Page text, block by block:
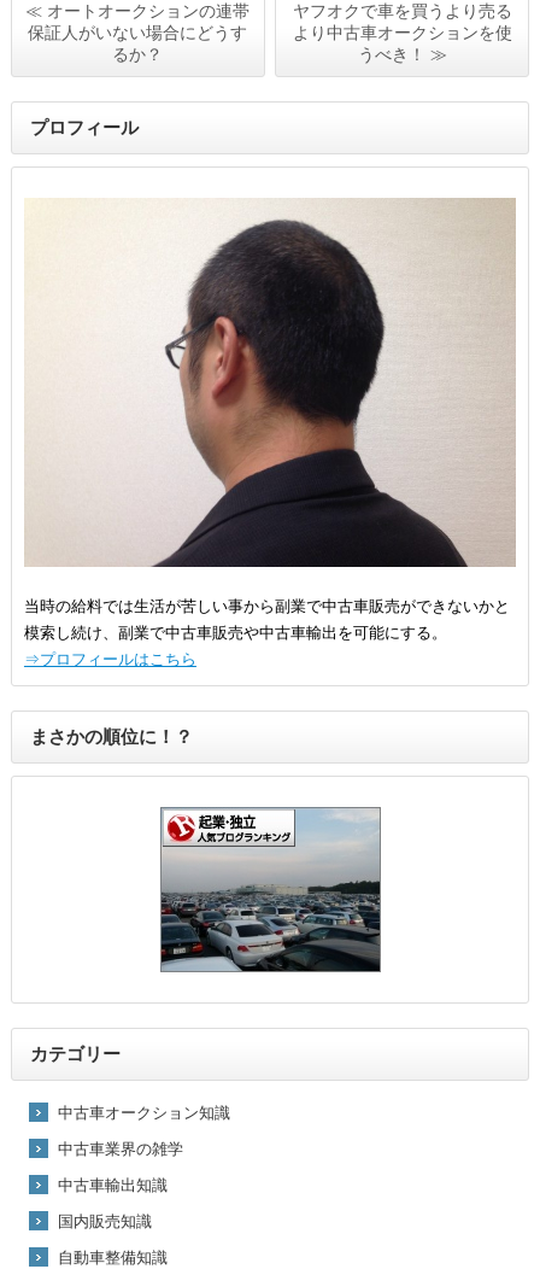
≪ オートオークションの連帯
保証人がいない場合にどうす
るか？
ヤフオクで車を買うより売る
より中古車オークションを使
うべき！ ≫
プロフィール
当時の給料では生活が苦しい事から副業で中古車販売ができないかと
模索し続け、副業で中古車販売や中古車輸出を可能にする。
⇒プロフィールはこちら
まさかの順位に！？
カテゴリー
中古車オークション知識
中古車業界の雑学
中古車輸出知識
国内販売知識
自動車整備知識